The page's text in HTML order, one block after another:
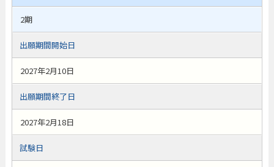
2期
出願期間開始日
2027年2月10日
出願期間終了日
2027年2月18日
試験日